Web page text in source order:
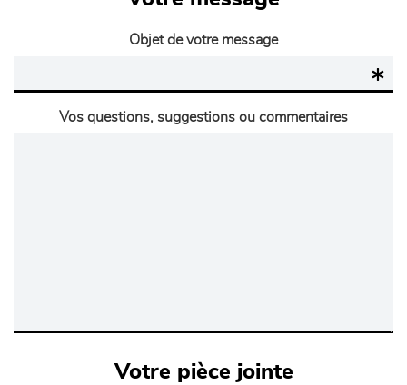
Objet de votre message
Vos questions, suggestions ou commentaires
Votre pièce jointe